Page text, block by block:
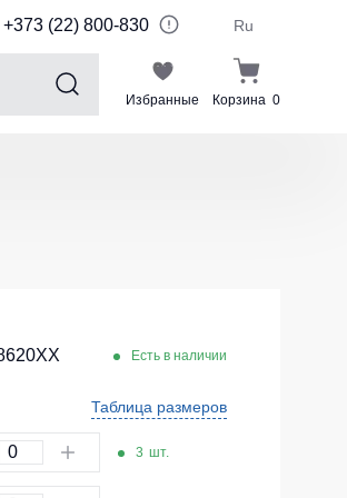
+373 (22) 800-830 Ru
Избранные Корзина 0
для спорта
команд
Есть в наличии
Таблица размеров
3 шт.